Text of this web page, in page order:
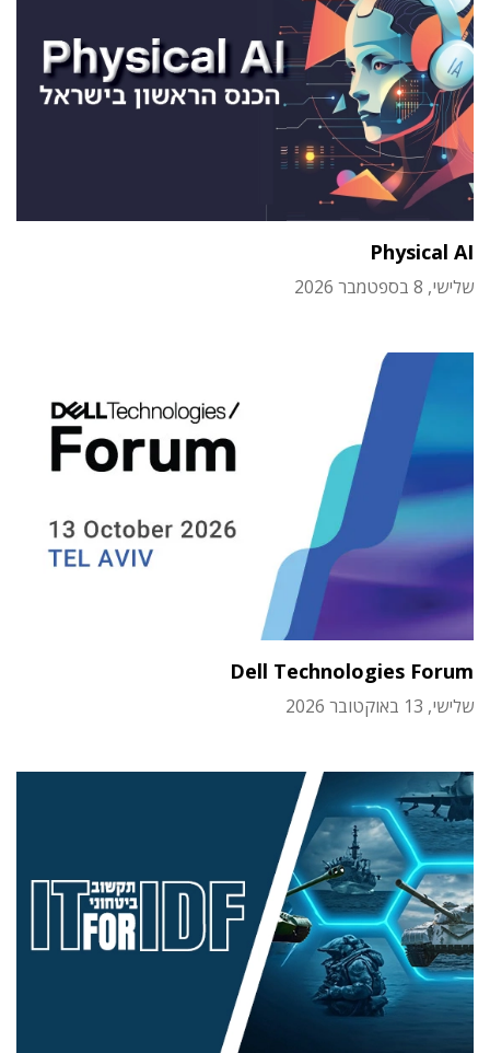
Physical AI
שלישי, 8 בספטמבר 2026
Dell Technologies Forum
שלישי, 13 באוקטובר 2026